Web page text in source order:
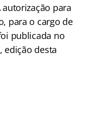
para
para o cargo de
publicada no
edição desta